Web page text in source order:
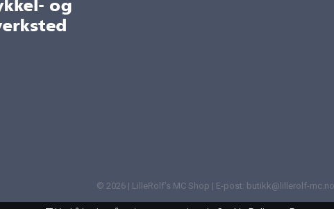
© 2026 | LilleRolf's MC Shop | E-post: butikk@lillerolf-mc.no